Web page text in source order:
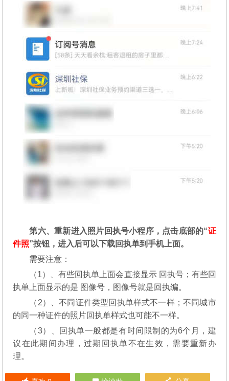
第六、重新进入照片回执号小程序，点击底部的“证
件照”按钮，进入后可以下载回执单到手机上面。
需要注意：
（1）、有些回执单上面会直接显示 回执号；有些回
执单上面显示的是 图像号，图像号就是回执编。
（2）、不同证件类型回执单样式不一样；不同城市
的同一种证件的照片回执单样式也可能不一样。
（3）、回执单一般都是有时间限制的为6个月，建
议在此期间办理，过期回执单不在生效，需要重新办
理。